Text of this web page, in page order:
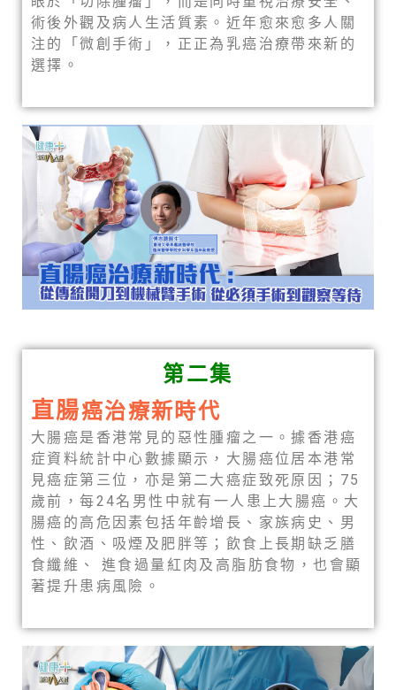
術後外觀及病人生活質素。近年愈來愈多人關
注的「微創手術」，正正為乳癌治療帶來新的
選擇。
第二集
直腸癌治療新時代
大腸癌是香港常見的惡性腫瘤之一。據香港癌
症資料統計中心數據顯示，大腸癌位居本港常
見癌症第三位，亦是第二大癌症致死原因；75
歲前，每24名男性中就有一人患上大腸癌。大
腸癌的高危因素包括年齡增長、家族病史、男
性、飲酒、吸煙及肥胖等；飲食上長期缺乏膳
食纖維、 進食過量紅肉及高脂肪食物，也會顯
著提升患病風險。